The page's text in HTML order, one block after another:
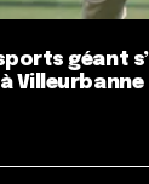
géant
Villeurbanne